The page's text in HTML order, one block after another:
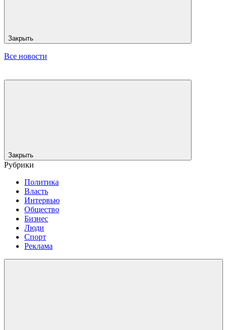
Закрыть
Все новости
Закрыть
Рубрики
Политика
Власть
Интервью
Общество
Бизнес
Люди
Спорт
Реклама